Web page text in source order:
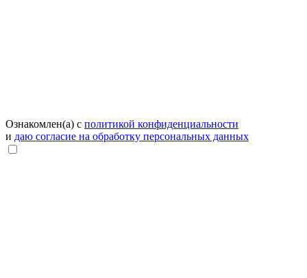
Ознакомлен(а) с политикой конфиденциальности
и даю согласие на обработку персональных данных